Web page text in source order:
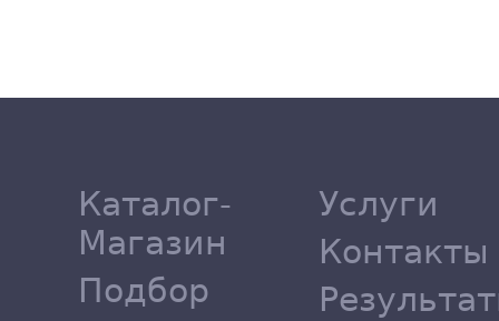
Каталог-
Магазин
Подбор
Услуги
Контакты